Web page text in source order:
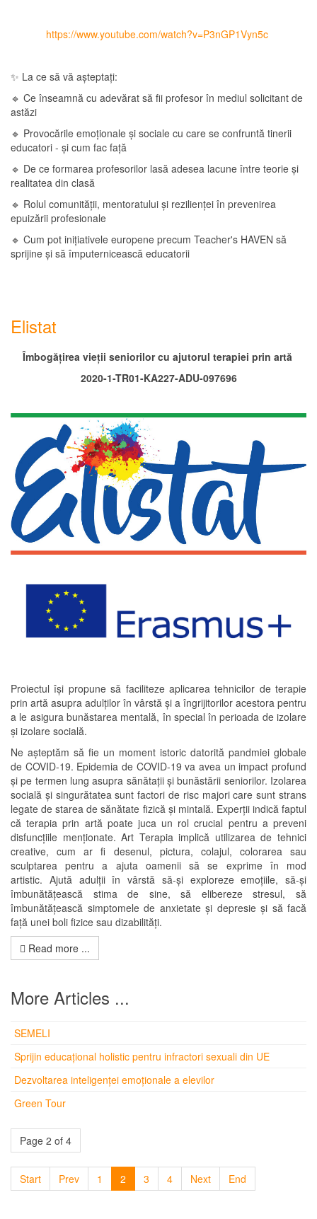
https://www.youtube.com/watch?v=P3nGP1Vyn5c
✨ La ce să vă așteptați:
🔹 Ce înseamnă cu adevărat să fii profesor în mediul solicitant de
astăzi
🔹 Provocările emoționale și sociale cu care se confruntă tinerii
educatori - și cum fac față
🔹 De ce formarea profesorilor lasă adesea lacune între teorie și
realitatea din clasă
🔹 Rolul comunității, mentoratului și rezilienței în prevenirea
epuizării profesionale
🔹 Cum pot inițiativele europene precum Teacher's HAVEN să
sprijine și să împuternicească educatorii
Elistat
Îmbogățirea vieții seniorilor cu ajutorul terapiei prin artă
2020-1-TR01-KA227-ADU-097696
Proiectul își propune să faciliteze aplicarea tehnicilor de terapie
prin artă asupra adulților în vârstă și a îngrijitorilor acestora pentru
a le asigura bunăstarea mentală, în special în perioada de izolare
și izolare socială.
Ne așteptăm să fie un moment istoric datorită pandmiei globale
de COVID-19. Epidemia de COVID-19 va avea un impact profund
și pe termen lung asupra sănătații și bunăstării seniorilor. Izolarea
socială și singurătatea sunt factori de risc majori care sunt strans
legate de starea de sănătate fizică și mintală. Experții indică faptul
că terapia prin artă poate juca un rol crucial pentru a preveni
disfuncțiile menționate. Art Terapia implică utilizarea de tehnici
creative, cum ar fi desenul, pictura, colajul, colorarea sau
sculptarea pentru a ajuta oamenii să se exprime în mod
artistic. Ajută adulții în vârstă să-și exploreze emoțiile, să-și
îmbunătățească stima de sine, să elibereze stresul, să
îmbunătățească simptomele de anxietate și depresie și să facă
față unei boli fizice sau dizabilități.
Read more ...
More Articles ...
SEMELI
Sprijin educațional holistic pentru infractori sexuali din UE
Dezvoltarea inteligenței emoționale a elevilor
Green Tour
Page 2 of 4
Start Prev 1 2 3 4 Next End